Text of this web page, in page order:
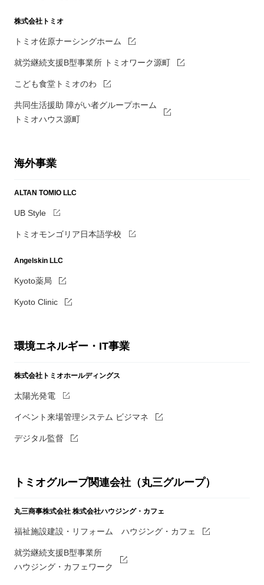
株式会社トミオ
トミオ佐原ナーシングホーム
就労継続支援B型事業所 トミオワーク源町
こども食堂トミオのわ
共同生活援助 障がい者グループホーム
トミオハウス源町
海外事業
ALTAN TOMIO LLC
UB Style
トミオモンゴリア日本語学校
Angelskin LLC
Kyoto薬局
Kyoto Clinic
環境エネルギー・IT事業
株式会社トミオホールディングス
太陽光発電
イベント来場管理システム ビジマネ
デジタル監督
トミオグループ関連会社（丸三グループ）
丸三商事株式会社 株式会社ハウジング・カフェ
福祉施設建設・リフォーム ハウジング・カフェ
就労継続支援B型事業所
ハウジング・カフェワーク